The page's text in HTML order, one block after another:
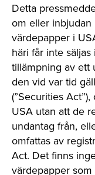
Detta
om eller
värdepapper i
häri får inte
tillämpning av ett
den vid var tid
(”Securities
USA utan att de
undantag från,
omfattas av
Act. Det finns
värdepapper